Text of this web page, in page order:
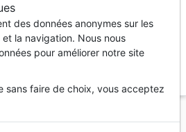
des données anonymes sur les
la navigation. Nous nous
pour améliorer notre site
sans faire de choix, vous acceptez